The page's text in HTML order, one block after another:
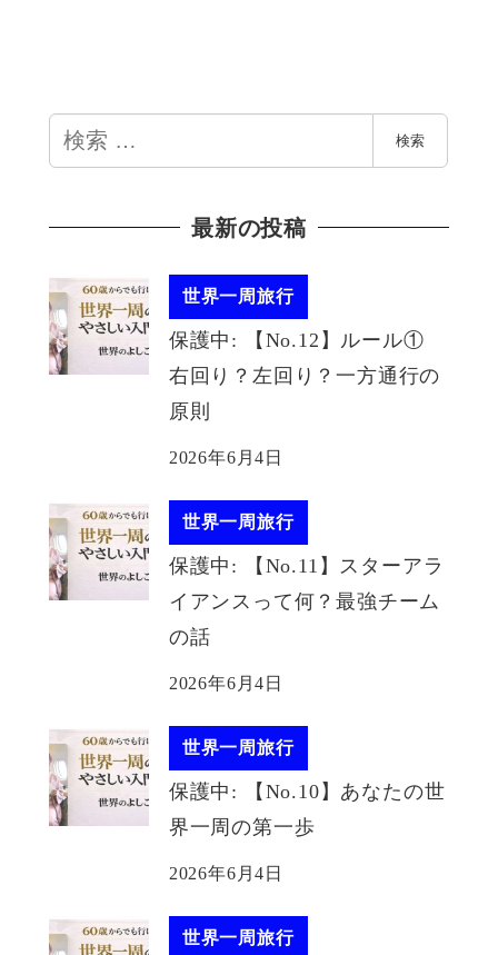
検
索
検索
最新の投稿
世界一周旅行
保護中: 【No.12】ルール①
右回り？左回り？一方通行の
原則
2026年6月4日
世界一周旅行
保護中: 【No.11】スターアラ
イアンスって何？最強チーム
の話
2026年6月4日
世界一周旅行
保護中: 【No.10】あなたの世
界一周の第一歩
2026年6月4日
世界一周旅行